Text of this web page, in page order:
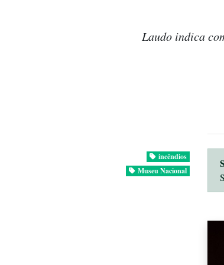
Laudo indica
incêndios
Museu Nacional